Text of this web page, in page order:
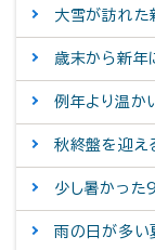
大雪が訪れた
歳末から新
例年より温か
秋終盤を迎え
少し暑かった
雨の日が多